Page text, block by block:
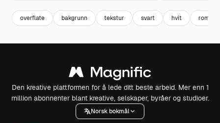
overflate bakgrunn tekstur svart hvit rom
Den kreative plattformen for å lede ditt beste arbeid. Mer enn 1
million abonnenter blant kreative, selskaper, byråer og studioer.
Norsk bokmål